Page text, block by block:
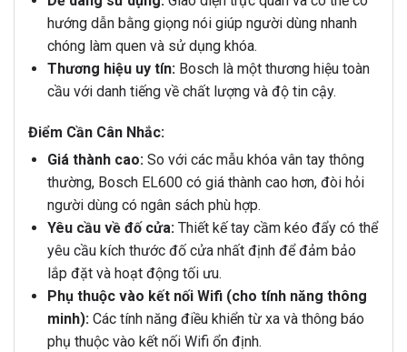
hướng dẫn bằng giọng nói giúp người dùng nhanh
chóng làm quen và sử dụng khóa.
Thương hiệu uy tín:Bosch là một thương hiệu toàn
cầu với danh tiếng về chất lượng và độ tin cậy.
Điểm Cần Cân Nhắc:
Giá thành cao:So với các mẫu khóa vân tay thông
thường, Bosch EL600 có giá thành cao hơn, đòi hỏi
người dùng có ngân sách phù hợp.
Yêu cầu về đố cửa:Thiết kế tay cầm kéo đẩy có thể
yêu cầu kích thước đố cửa nhất định để đảm bảo
lắp đặt và hoạt động tối ưu.
Phụ thuộc vào kết nối Wifi (cho tính năng thông
minh):Các tính năng điều khiển từ xa và thông báo
phụ thuộc vào kết nối Wifi ổn định.